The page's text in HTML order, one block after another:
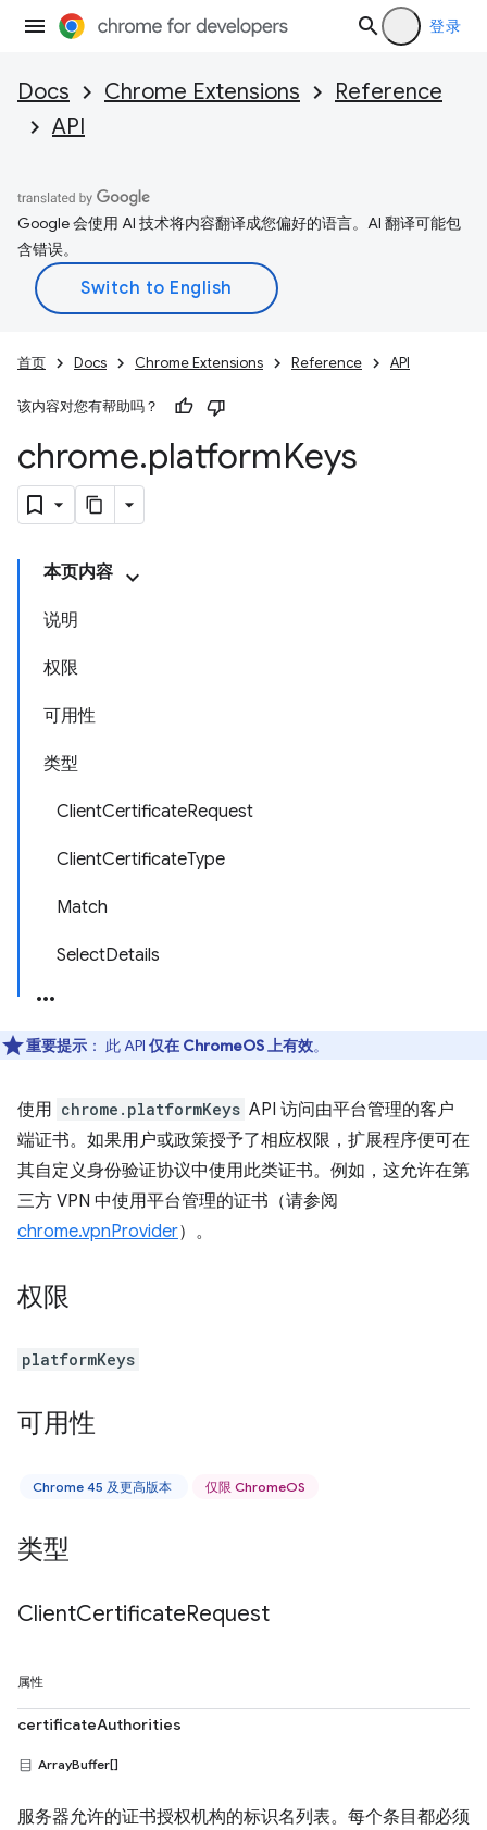
登录
Docs Chrome Extensions
Reference
API
Google 会使用 AI 技术将内容翻译成您偏好的语言。AI 翻译可能包
含错误。
首页 Docs Chrome Extensions Reference API
该内容对您有帮助吗？
chrome.platformKeys
本页内容
说明
权限
可用性
类型
ClientCertificateRequest
ClientCertificateType
Match
SelectDetails
重要提示 ： 此 API 仅在 ChromeOS 上有效。
使用 chrome.platformKeys API 访问由平台管理的客户
端证书。如果用户或政策授予了相应权限，扩展程序便可在
其自定义身份验证协议中使用此类证书。例如，这允许在第
三方 VPN 中使用平台管理的证书（请参阅
chrome.vpnProvider）。
权限
platformKeys
可用性
Chrome 45 及更高版本 仅限 ChromeOS
类型
ClientCertificateRequest
属性
certificateAuthorities
ArrayBuffer[]
服务器允许的证书授权机构的标识名列表。每个条目都必须